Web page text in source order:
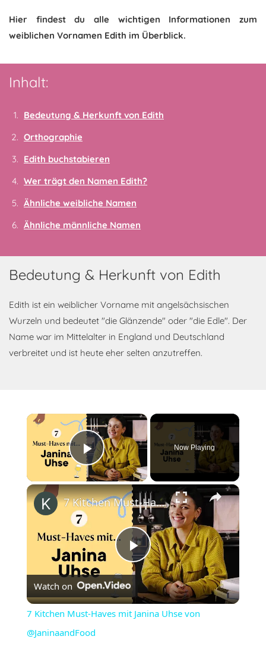
Hier findest du alle wichtigen Informationen zum
weiblichen Vornamen Edith im Überblick.
Inhalt:
Bedeutung & Herkunft von Edith
Orthographie
Edith buchstabieren
Wer trägt den Namen Edith?
Ähnliche weibliche Namen
Ähnliche männliche Namen
Bedeutung & Herkunft von Edith
Edith ist ein weiblicher Vorname mit angelsächsischen
Wurzeln und bedeutet "die Glänzende" oder "die Edle". Der
Name war im Mittelalter in England und Deutschland
verbreitet und ist heute eher selten anzutreffen.
×
Play Video
Now Playing
×
Play
Video
7 Kitchen Must-Haves mit Janina Uhse von @JaninaandFood
Watch on
7 Kitchen Must-Haves mit Janina Uhse von
@JaninaandFood